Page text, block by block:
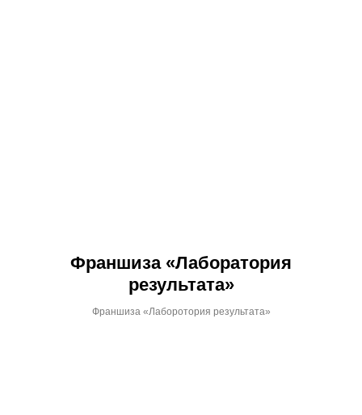
Франшиза «Лаборатория
результата»
Франшиза «Лаборотория результата»